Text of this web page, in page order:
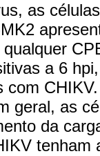
as
a 6
com
geral, as
da